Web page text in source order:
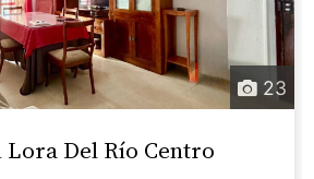
23
Lora Del Río Centro